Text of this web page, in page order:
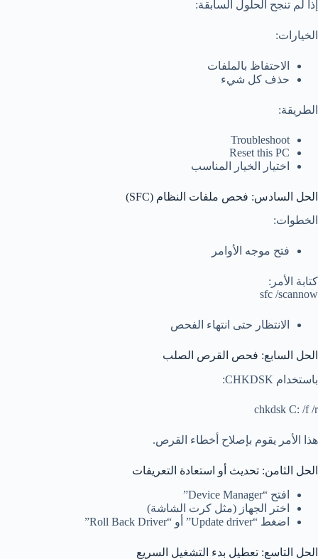
إذا لم تنجح الحلول السابقة:
الخيارات:
الاحتفاظ بالملفات
حذف كل شيء
الطريقة:
Troubleshoot
Reset this PC
اختيار الخيار المناسب
الحل السادس: فحص ملفات النظام (SFC)
الخطوات:
فتح موجه الأوامر
كتابة الأمر:
sfc /scannow
الانتظار حتى انتهاء الفحص
الحل السابع: فحص القرص الصلب
باستخدام CHKDSK:
chkdsk C: /f /r
هذا الأمر يقوم بإصلاح أخطاء القرص.
الحل الثامن: تحديث أو استعادة التعريفات
افتح “Device Manager”
اختر الجهاز (مثل كرت الشاشة)
اضغط “Update driver” أو “Roll Back Driver”
الحل التاسع: تعطيل بدء التشغيل السريع